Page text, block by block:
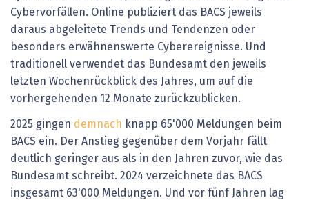
Cybervorfällen. Online publiziert das BACS jeweils
daraus abgeleitete Trends und Tendenzen oder
besonders erwähnenswerte Cyberereignisse. Und
traditionell verwendet das Bundesamt den jeweils
letzten Wochenrückblick des Jahres, um auf die
vorhergehenden 12 Monate zurückzublicken.
2025 gingen demnach knapp 65'000 Meldungen beim
BACS ein. Der Anstieg gegenüber dem Vorjahr fällt
deutlich geringer aus als in den Jahren zuvor, wie das
Bundesamt schreibt. 2024 verzeichnete das BACS
insgesamt 63'000 Meldungen. Und vor fünf Jahren lag